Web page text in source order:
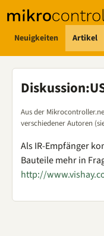
Neuigkeiten Artikel
Diskussion:
Aus der
verschiedener Autoren
Als IR-Empfänger
Bauteile mehr in
http://